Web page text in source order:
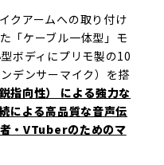
クアームへの取り付け
「ケーブル一体型」モ
ボディにプリモ製の10
デンサーマイク）を搭
鋭指向性） による強力な
による高品質な音声伝
・VTuberのためのマ